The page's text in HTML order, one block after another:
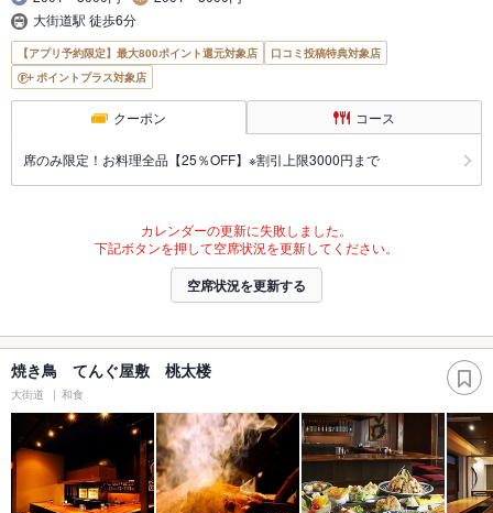
大街道駅 徒歩6分
【アプリ予約限定】最大800ポイント還元対象店
口コミ投稿特典対象店
ポイントプラス対象店
クーポン コース
席のみ限定！お料理全品【25％OFF】※割引上限3000円まで
カレンダーの更新に失敗しました。
下記ボタンを押して空席状況を更新してください。
空席状況を更新する
焼き鳥 てんぐ屋敷 桃太楼
大街道 和食